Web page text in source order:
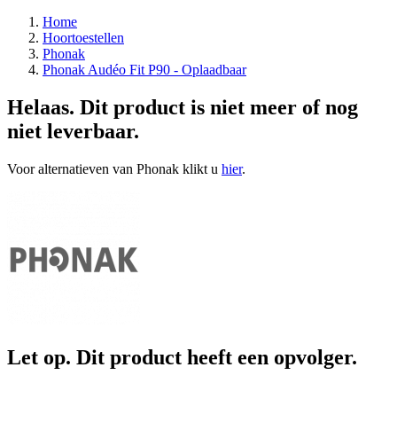
Home
Hoortoestellen
Phonak
Phonak Audéo Fit P90 - Oplaadbaar
Helaas. Dit product is niet meer of nog
niet leverbaar.
Voor alternatieven van Phonak klikt u hier.
Let op. Dit product heeft een opvolger.